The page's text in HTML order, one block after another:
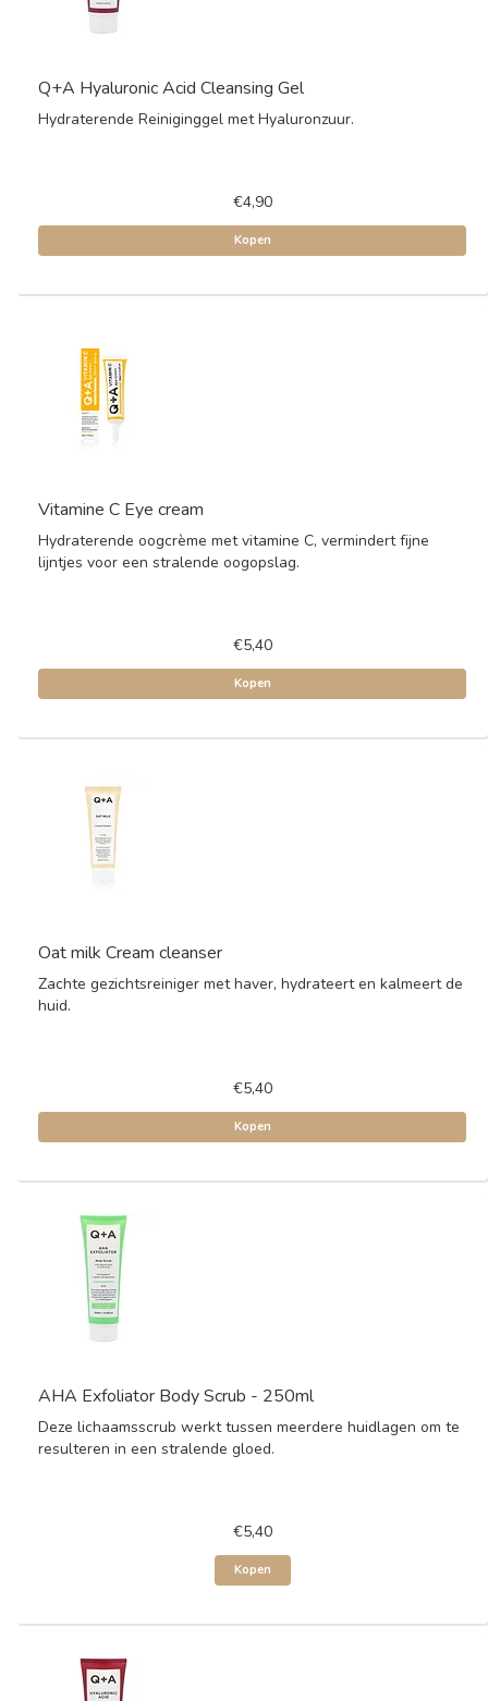
Q+A Hyaluronic Acid Cleansing Gel
Hydraterende Reiniginggel met Hyaluronzuur.
€4,90
Kopen
Vitamine C Eye cream
Hydraterende oogcrème met vitamine C, vermindert fijne
lijntjes voor een stralende oogopslag.
€5,40
Kopen
Oat milk Cream cleanser
Zachte gezichtsreiniger met haver, hydrateert en kalmeert de
huid.
€5,40
Kopen
AHA Exfoliator Body Scrub - 250ml
Deze lichaamsscrub werkt tussen meerdere huidlagen om te
resulteren in een stralende gloed.
€5,40
Kopen